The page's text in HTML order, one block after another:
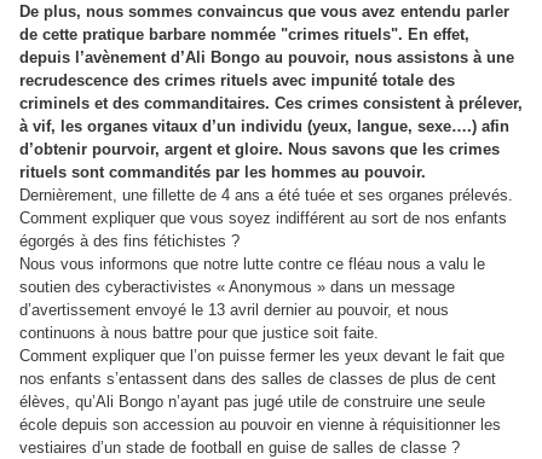
De plus, nous sommes convaincus que vous avez entendu parler
de cette pratique barbare nommée "crimes rituels". En effet,
depuis l’avènement d’Ali Bongo au pouvoir, nous assistons à une
recrudescence des crimes rituels avec impunité totale des
criminels et des commanditaires. Ces crimes consistent à prélever,
à vif, les organes vitaux d’un individu (yeux, langue, sexe….) afin
d’obtenir pourvoir, argent et gloire. Nous savons que les crimes
rituels sont commandités par les hommes au pouvoir.
Dernièrement, une fillette de 4 ans a été tuée et ses organes prélevés.
Comment expliquer que vous soyez indifférent au sort de nos enfants
égorgés à des fins fétichistes ?
Nous vous informons que notre lutte contre ce fléau nous a valu le
soutien des cyberactivistes « Anonymous » dans un message
d’avertissement envoyé le 13 avril dernier au pouvoir, et nous
continuons à nous battre pour que justice soit faite.
Comment expliquer que l’on puisse fermer les yeux devant le fait que
nos enfants s’entassent dans des salles de classes de plus de cent
élèves, qu’Ali Bongo n’ayant pas jugé utile de construire une seule
école depuis son accession au pouvoir en vienne à réquisitionner les
vestiaires d’un stade de football en guise de salles de classe ?